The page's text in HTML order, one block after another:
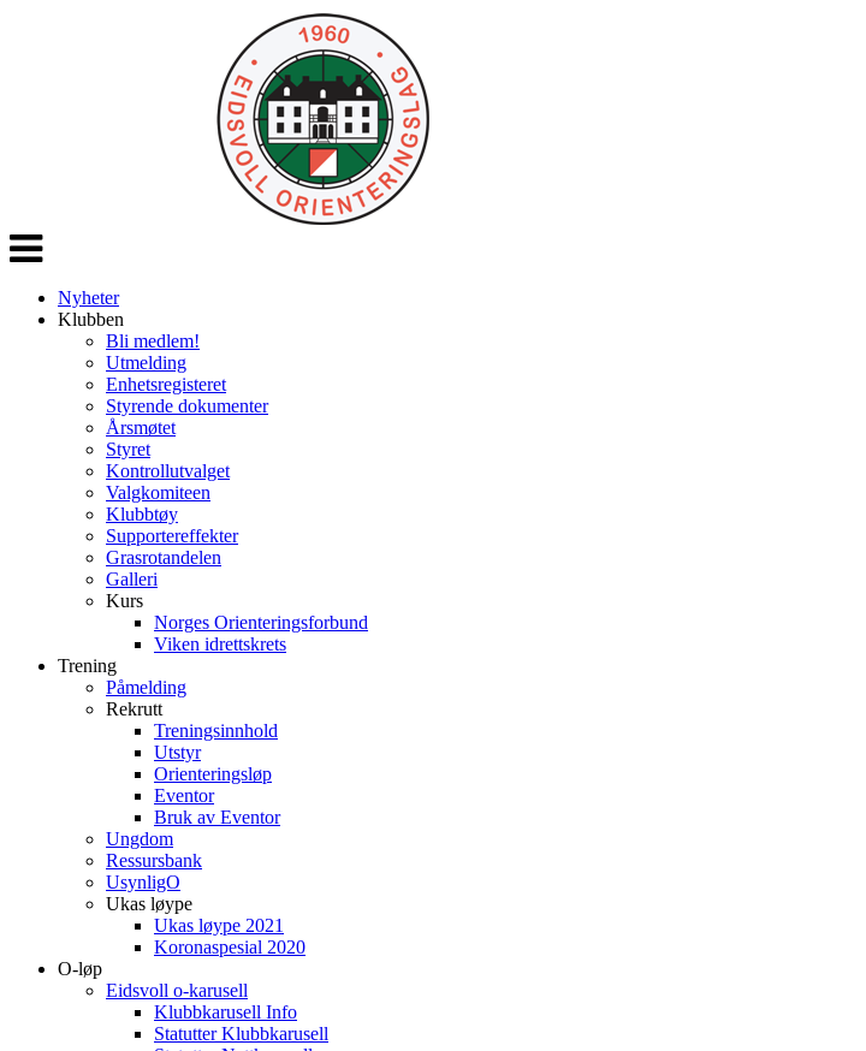
Veksle
navigasjon
Nyheter
Klubben
Bli medlem!
Utmelding
Enhetsregisteret
Styrende dokumenter
Årsmøtet
Styret
Kontrollutvalget
Valgkomiteen
Klubbtøy
Supportereffekter
Grasrotandelen
Galleri
Kurs
Norges Orienteringsforbund
Viken idrettskrets
Trening
Påmelding
Rekrutt
Treningsinnhold
Utstyr
Orienteringsløp
Eventor
Bruk av Eventor
Ungdom
Ressursbank
UsynligO
Ukas løype
Ukas løype 2021
Koronaspesial 2020
O-løp
Eidsvoll o-karusell
Klubbkarusell Info
Statutter Klubbkarusell